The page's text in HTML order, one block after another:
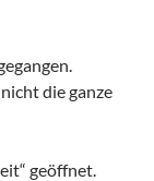
die ganze
geöffnet.